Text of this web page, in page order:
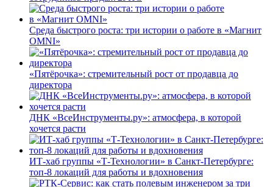
Среда быстрого роста: три истории о работе в «Магнит
OMNI»
«Пятёрочка»: стремительный рост от продавца до
директора
ДНК «ВсеИнструменты.ру»: атмосфера, в которой
хочется расти
ИТ-хаб группы «Т-Технологии» в Санкт-Петербурге:
топ-8 локаций для работы и вдохновения